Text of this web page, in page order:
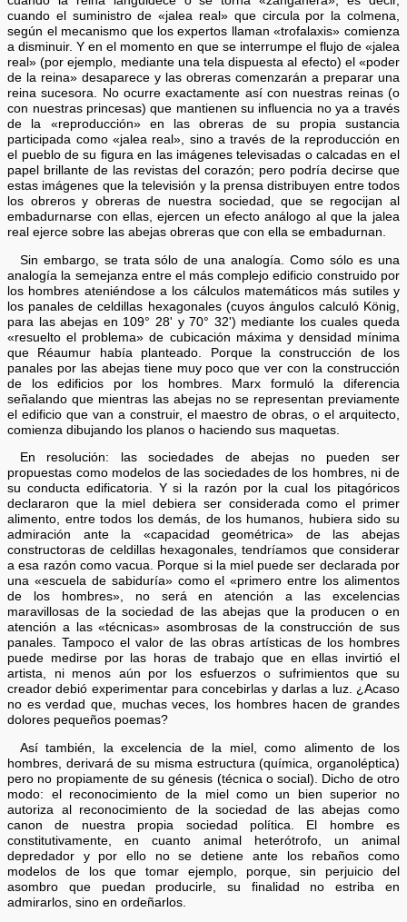
cuando el suministro de «jalea real» que circula por la colmena,
según el mecanismo que los expertos llaman «trofalaxis» comienza
a disminuir. Y en el momento en que se interrumpe el flujo de «jalea
real» (por ejemplo, mediante una tela dispuesta al efecto) el «poder
de la reina» desaparece y las obreras comenzarán a preparar una
reina sucesora. No ocurre exactamente así con nuestras reinas (o
con nuestras princesas) que mantienen su influencia no ya a través
de la «reproducción» en las obreras de su propia sustancia
participada como «jalea real», sino a través de la reproducción en
el pueblo de su figura en las imágenes televisadas o calcadas en el
papel brillante de las revistas del corazón; pero podría decirse que
estas imágenes que la televisión y la prensa distribuyen entre todos
los obreros y obreras de nuestra sociedad, que se regocijan al
embadurnarse con ellas, ejercen un efecto análogo al que la jalea
real ejerce sobre las abejas obreras que con ella se embadurnan.
Sin embargo, se trata sólo de una analogía. Como sólo es una
analogía la semejanza entre el más complejo edificio construido por
los hombres ateniéndose a los cálculos matemáticos más sutiles y
los panales de celdillas hexagonales (cuyos ángulos calculó König,
para las abejas en 109° 28' y 70° 32') mediante los cuales queda
«resuelto el problema» de cubicación máxima y densidad mínima
que Réaumur había planteado. Porque la construcción de los
panales por las abejas tiene muy poco que ver con la construcción
de los edificios por los hombres. Marx formuló la diferencia
señalando que mientras las abejas no se representan previamente
el edificio que van a construir, el maestro de obras, o el arquitecto,
comienza dibujando los planos o haciendo sus maquetas.
En resolución: las sociedades de abejas no pueden ser
propuestas como modelos de las sociedades de los hombres, ni de
su conducta edificatoria. Y si la razón por la cual los pitagóricos
declararon que la miel debiera ser considerada como el primer
alimento, entre todos los demás, de los humanos, hubiera sido su
admiración ante la «capacidad geométrica» de las abejas
constructoras de celdillas hexagonales, tendríamos que considerar
a esa razón como vacua. Porque si la miel puede ser declarada por
una «escuela de sabiduría» como el «primero entre los alimentos
de los hombres», no será en atención a las excelencias
maravillosas de la sociedad de las abejas que la producen o en
atención a las «técnicas» asombrosas de la construcción de sus
panales. Tampoco el valor de las obras artísticas de los hombres
puede medirse por las horas de trabajo que en ellas invirtió el
artista, ni menos aún por los esfuerzos o sufrimientos que su
creador debió experimentar para concebirlas y darlas a luz. ¿Acaso
no es verdad que, muchas veces, los hombres hacen de grandes
dolores pequeños poemas?
Así también, la excelencia de la miel, como alimento de los
hombres, derivará de su misma estructura (química, organoléptica)
pero no propiamente de su génesis (técnica o social). Dicho de otro
modo: el reconocimiento de la miel como un bien superior no
autoriza al reconocimiento de la sociedad de las abejas como
canon de nuestra propia sociedad política. El hombre es
constitutivamente, en cuanto animal heterótrofo, un animal
depredador y por ello no se detiene ante los rebaños como
modelos de los que tomar ejemplo, porque, sin perjuicio del
asombro que puedan producirle, su finalidad no estriba en
admirarlos, sino en ordeñarlos.